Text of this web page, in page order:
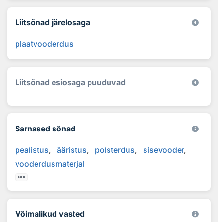
Liitsõnad järelosaga
plaatvooderdus
Liitsõnad esiosaga puuduvad
Sarnased sõnad
pealistus ääristus polsterdus
sisevooder
vooderdusmaterjal
Võimalikud vasted